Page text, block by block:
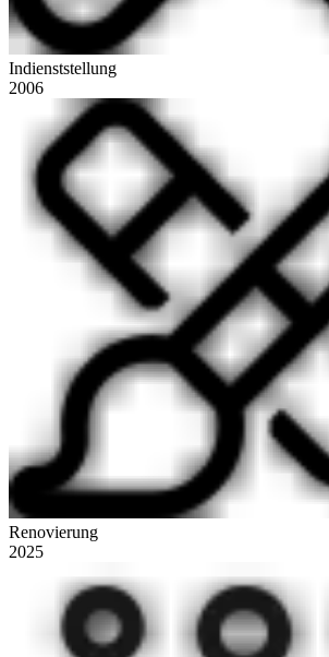
Indienststellung
2006
Renovierung
2025